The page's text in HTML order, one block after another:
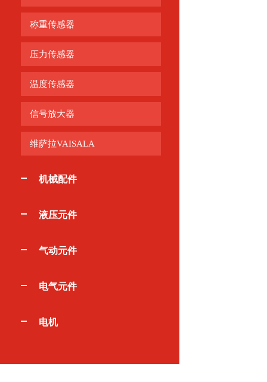
称重传感器
压力传感器
温度传感器
信号放大器
维萨拉VAISALA
机械配件
液压元件
气动元件
电气元件
电机